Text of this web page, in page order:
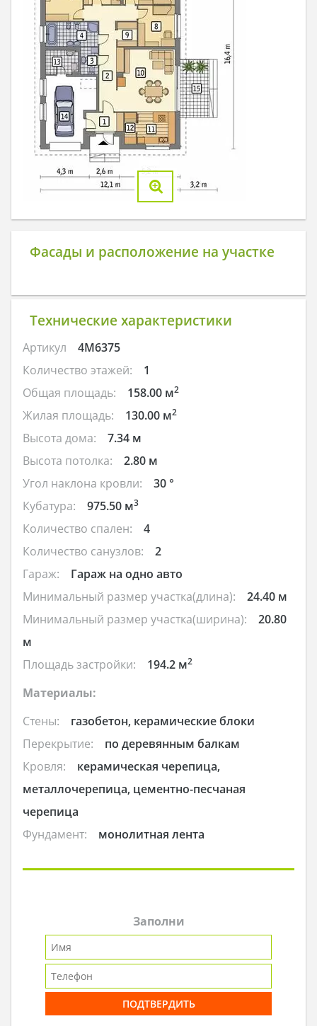
Фасады и расположение на участке
Технические характеристики
Артикул
4M6375
Количество этажей:
1
Общая площадь:
158.00 м2
Жилая площадь: 130.00 м2
Высота дома:
7.34 м
Высота потолка:
2.80 м
Угол наклона кровли:
30 °
Кубатура:
975.50 м3
Количество спален:
4
Количество санузлов:
2
Гараж:
Гараж на одно авто
Минимальный размер участка(длина):
24.40 м
Минимальный размер участка(ширина):
20.80
м
Площадь застройки:
194.2 м2
Материалы:
Стены:
газобетон, керамические блоки
Перекрытие:
по деревянным балкам
Кровля:
керамическая черепица,
металлочерепица, цементно-песчаная
черепица
Фундамент:
монолитная лента
Заполни